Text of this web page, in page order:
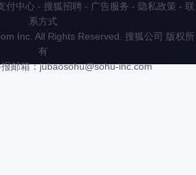
付中心 - 搜狐招聘 - 广告服务 - 隐私政策 - 联
系方式
Inc. All Rights Reserved. 搜狐公司 版权所
有
邮箱：jubaosohu@sohu-inc.com